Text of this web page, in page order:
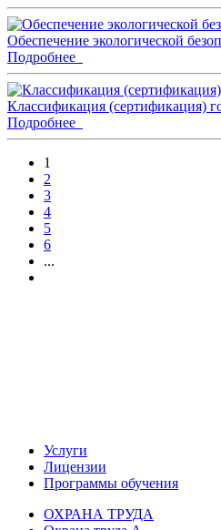
Обеспечение экологической
Подробнее
Классификация (сертификация)
Подробнее
1
2
3
4
5
6
...
Услуги
Лицензии
Программы обучения
ОХРАНА ТРУДА